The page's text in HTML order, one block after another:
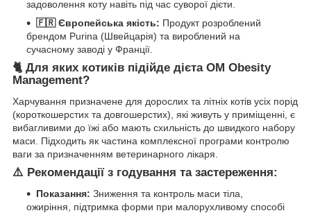
задоволення коту навіть під час суворої дієти.
🇫🇷 Європейська якість: Продукт розроблений
брендом Purina (Швейцарія) та вироблений на
сучасному заводі у Франції.
🐈 Для яких котиків підійде дієта OM Obesity
Management?
Харчування призначене для дорослих та літніх котів усіх порід
(короткошерстих та довгошерстих), які живуть у приміщенні, є
вибагливими до їжі або мають схильність до швидкого набору
маси. Підходить як частина комплексної програми контролю
ваги за призначенням ветеринарного лікаря.
⚠️ Рекомендації з годування та застереження:
Показання: Зниження та контроль маси тіла,
ожиріння, підтримка форми при малорухливому способі